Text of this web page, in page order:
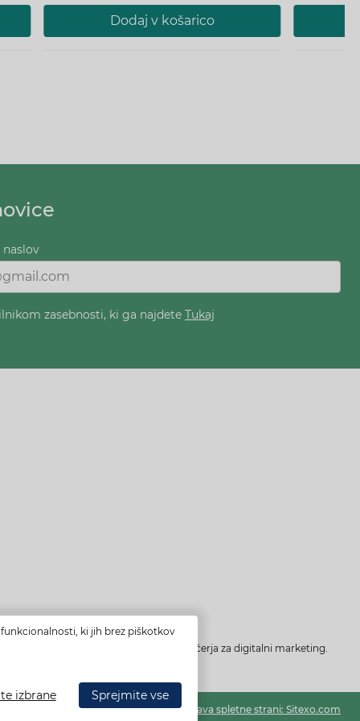
Dodaj v košarico
naslov
zasebnosti, ki ga najdete Tukaj
je bilo pridobljeno preko vavčerja za digitalni marketing.
Izdelava spletne strani: Sitexo.com
ki jih brez piškotkov
izbrane Sprejmite vse